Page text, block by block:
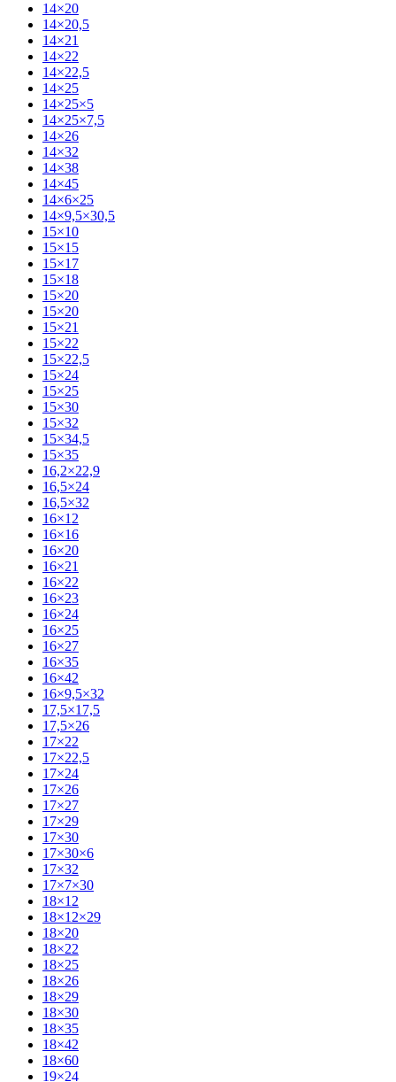
14×20
14×20,5
14×21
14×22
14×22,5
14×25
14×25×5
14×25×7,5
14×26
14×32
14×38
14×45
14×6×25
14×9,5×30,5
15×10
15×15
15×17
15×18
15×20
15×20
15×21
15×22
15×22,5
15×24
15×25
15×30
15×32
15×34,5
15×35
16,2×22,9
16,5×24
16,5×32
16×12
16×16
16×20
16×21
16×22
16×23
16×24
16×25
16×27
16×35
16×42
16×9,5×32
17,5×17,5
17,5×26
17×22
17×22,5
17×24
17×26
17×27
17×29
17×30
17×30×6
17×32
17×7×30
18×12
18×12×29
18×20
18×22
18×25
18×26
18×29
18×30
18×35
18×42
18×60
19×24